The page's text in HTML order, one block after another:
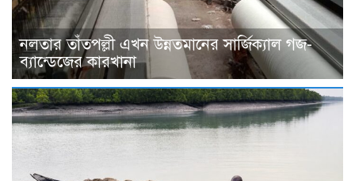
নলতার তাঁতপল্লী এখন উন্নতমানের সার্জিক্যাল গজ-
ব্যান্ডেজের কারখানা